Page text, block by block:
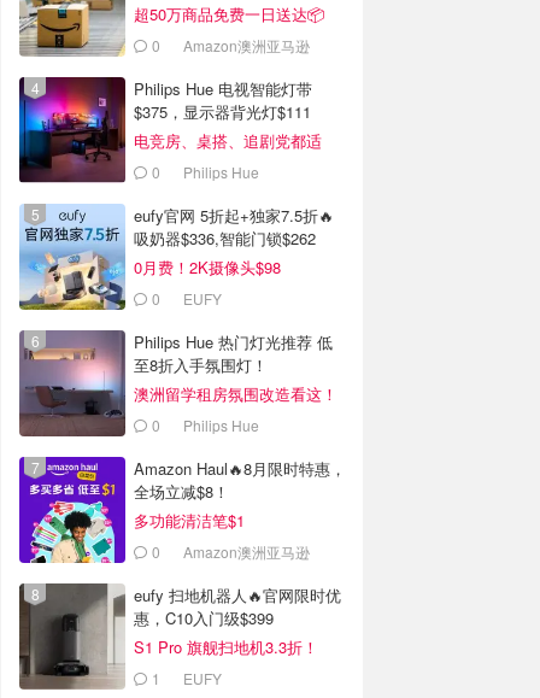
超50万商品免费一日送达📦
0 Amazon澳洲亚马逊
Philips Hue 电视智能灯带
$375，显示器背光灯$111
电竞房、桌搭、追剧党都适
合！0 Philips Hue
eufy官网 5折起+独家7.5折🔥
吸奶器$336,智能门锁$262
0月费！2K摄像头$98
0 EUFY
Philips Hue 热门灯光推荐 低
至8折入手氛围灯！
澳洲留学租房氛围改造看这！
0 Philips Hue
Amazon Haul🔥8月限时特惠，
全场立减$8！
多功能清洁笔$1
0 Amazon澳洲亚马逊
eufy 扫地机器人🔥官网限时优
惠，C10入门级$399
S1 Pro 旗舰扫地机3.3折！
1 EUFY